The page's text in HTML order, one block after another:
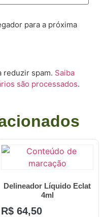
para a próxima
reduzir spam. Saiba
são processados.
Delineador Líquido Eclat
4ml
R$ 64,50